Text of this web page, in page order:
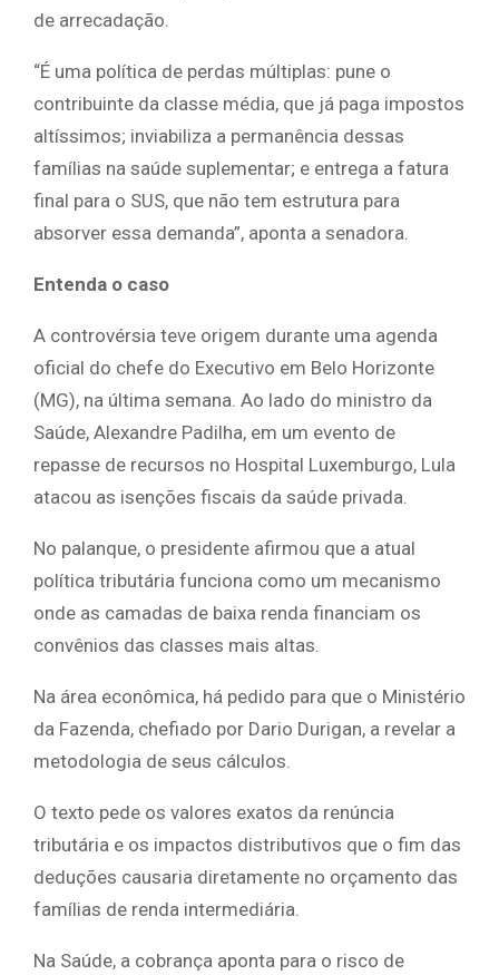
de arrecadação.
“É uma política de perdas múltiplas: pune o
contribuinte da classe média, que já paga impostos
altíssimos; inviabiliza a permanência dessas
famílias na saúde suplementar; e entrega a fatura
final para o SUS, que não tem estrutura para
absorver essa demanda”, aponta a senadora.
Entenda o caso
A controvérsia teve origem durante uma agenda
oficial do chefe do Executivo em Belo Horizonte
(MG), na última semana. Ao lado do ministro da
Saúde, Alexandre Padilha, em um evento de
repasse de recursos no Hospital Luxemburgo, Lula
atacou as isenções fiscais da saúde privada.
No palanque, o presidente afirmou que a atual
política tributária funciona como um mecanismo
onde as camadas de baixa renda financiam os
convênios das classes mais altas.
Na área econômica, há pedido para que o Ministério
da Fazenda, chefiado por Dario Durigan, a revelar a
metodologia de seus cálculos.
O texto pede os valores exatos da renúncia
tributária e os impactos distributivos que o fim das
deduções causaria diretamente no orçamento das
famílias de renda intermediária.
Na Saúde, a cobrança aponta para o risco de